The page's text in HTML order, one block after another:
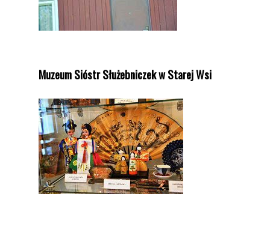
Muzeum Sióstr Służebniczek w Starej Wsi